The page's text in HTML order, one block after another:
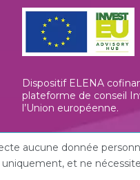
Dispositif ELENA
plateforme de conseil
l’Union européenne.
aucune donnée
et ne